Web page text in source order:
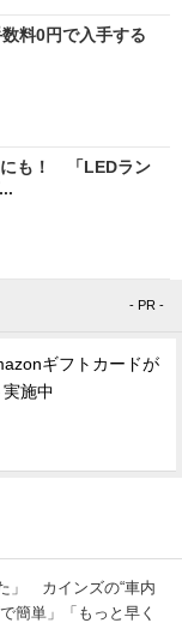
料0円で入手する
にも！ 「LEDラン
- PR -
ギフトカードが
施中
」 カインズの“車内
簡単」「もっと早く